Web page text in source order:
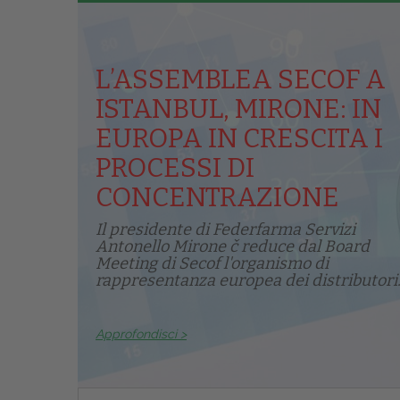
L’ASSEMBLEA SECOF A
ISTANBUL, MIRONE: IN
EUROPA IN CRESCITA I
PROCESSI DI
CONCENTRAZIONE
Il presidente di Federfarma Servizi
Antonello Mirone č reduce dal Board
Meeting di Secof l'organismo di
rappresentanza europea dei
Approfondisci >